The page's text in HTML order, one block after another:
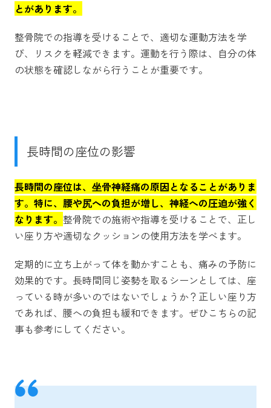
とがあります。
整骨院での指導を受けることで、適切な運動方法を学
び、リスクを軽減できます。運動を行う際は、自分の体
の状態を確認しながら行うことが重要です。
長時間の座位の影響
長時間の座位は、坐骨神経痛の原因となることがありま
す。特に、腰や尻への負担が増し、神経への圧迫が強く
なります。 整骨院での施術や指導を受けることで、正し
い座り方や適切なクッションの使用方法を学べます。
定期的に立ち上がって体を動かすことも、痛みの予防に
効果的です。長時間同じ姿勢を取るシーンとしては、座
っている時が多いのではないでしょうか？正しい座り方
であれば、腰への負担も緩和できます。ぜひこちらの記
事も参考にしてください。